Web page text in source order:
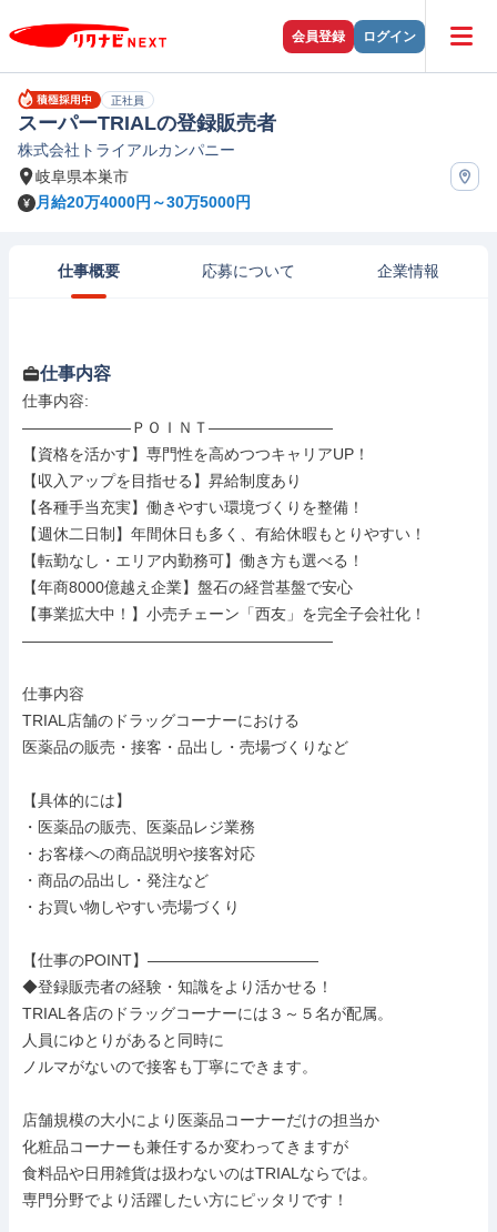
会員登録 ログイン
正社員
スーパーTRIALの登録販売者
株式会社トライアルカンパニー
岐阜県本巣市
月給20万4000円～30万5000円
仕事概要 応募について 企業情報
仕事内容
仕事内容:
―――――――ＰＯＩＮＴ――――――――
【資格を活かす】専⾨性を⾼めつつキャリアUP！
【収入アップを目指せる】昇給制度あり
【各種手当充実】働きやすい環境づくりを整備！
【週休二日制】年間休日も多く、有給休暇もとりやすい！
【転勤なし・エリア内勤務可】働き⽅も選べる！
【年商8000億越え企業】盤石の経営基盤で安心
【事業拡大中！】小売チェーン「西友」を完全子会社化！
――――――――――――――――――――
仕事内容
TRIAL店舗のドラッグコーナーにおける
医薬品の販売・接客・品出し・売場づくりなど
【具体的には】
・医薬品の販売、医薬品レジ業務
・お客様への商品説明や接客対応
・商品の品出し・発注など
・お買い物しやすい売場づくり
【仕事のPOINT】―――――――――――
◆登録販売者の経験・知識をより活かせる！
TRIAL各店のドラッグコーナーには３～５名が配属。
人員にゆとりがあると同時に
ノルマがないので接客も丁寧にできます。
店舗規模の大小により医薬品コーナーだけの担当か
化粧品コーナーも兼任するか変わってきますが
食料品や日用雑貨は扱わないのはTRIALならでは。
専門分野でより活躍したい方にピッタリです！